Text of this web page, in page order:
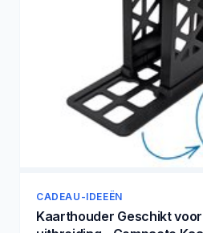
CADEAU-IDEEËN
Kaarthouder Geschikt